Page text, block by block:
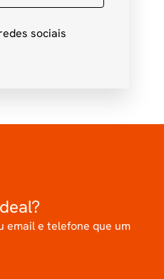
sociais
email e telefone que um